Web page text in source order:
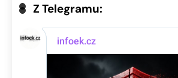
Z Telegramu: